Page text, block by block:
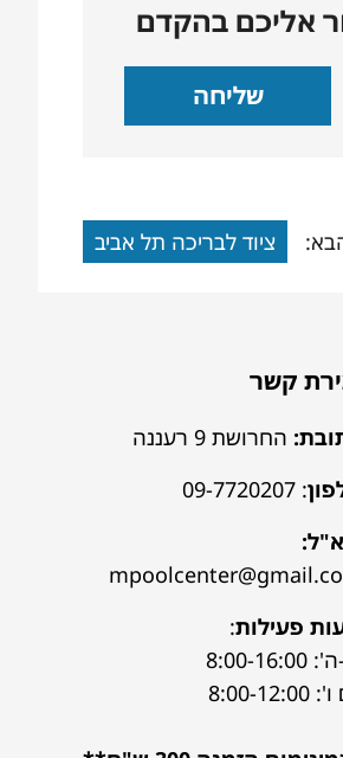
אליכם בהקדם
ציוד לבריכה תל אביב
קשר
החרושת 9 רעננה
:
09-7720207
פעילות:
16:00
12:00